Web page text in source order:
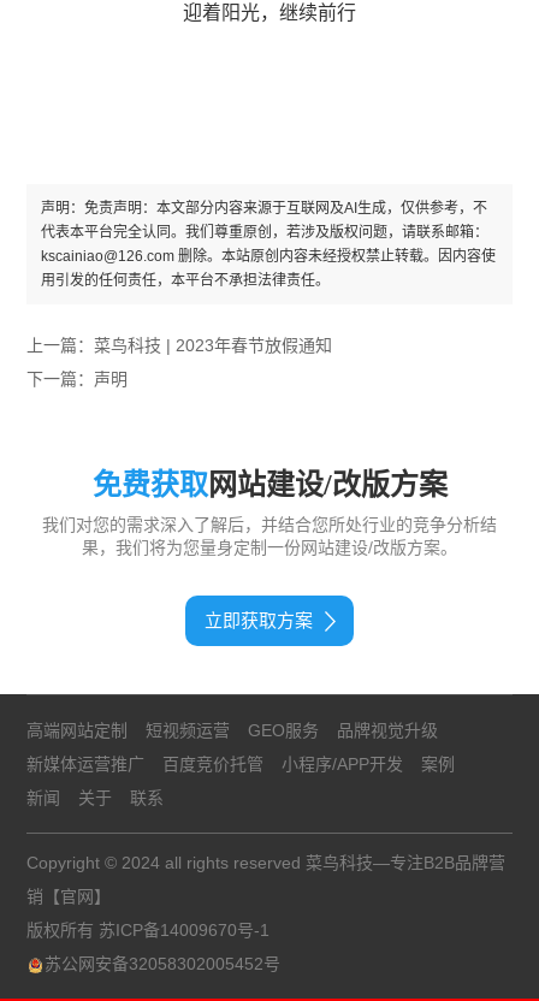
迎着阳光，继续前行
声明：免责声明：本文部分内容来源于互联网及AI生成，仅供参考，不
代表本平台完全认同。我们尊重原创，若涉及版权问题，请联系邮箱：
kscainiao@126.com 删除。本站原创内容未经授权禁止转载。因内容使
用引发的任何责任，本平台不承担法律责任。
上一篇：菜鸟科技 | 2023年春节放假通知
下一篇： 声明
免费获取网站建设/改版方案
我们对您的需求深入了解后，并结合您所处行业的竞争分析结
果，我们将为您量身定制一份网站建设/改版方案。
立即获取方案
高端网站定制 短视频运营 GEO服务
品牌视觉升级
新媒体运营推广
百度竞价托管 小程序/APP开发
案例
新闻
关于 联系
Copyright © 2024 all rights reserved 菜鸟科技—专注B2B品牌营
销【官网】
版权所有 苏ICP备14009670号-1
苏公网安备32058302005452号